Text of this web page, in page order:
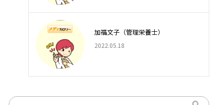
加福文子（管理栄養士）
2022.05.18